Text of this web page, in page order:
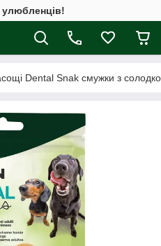
Dental Snak смужки з